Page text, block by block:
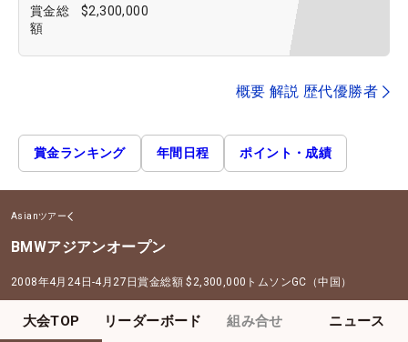
賞金総
額
$2,300,000
概要 解説 歴代優勝者
賞金ランキング 年間日程 ポイント・成績
Asianツアー
BMWアジアンオープン
2008年4月24日-4月27日賞金総額 $2,300,000 トムソンGC（中国）
大会TOP リーダーボード 組み合せ ニュース